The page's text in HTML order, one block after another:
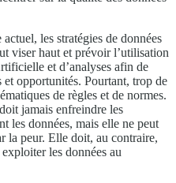
les stratégies de données
viser haut et prévoir l’utilisation
et d’analyses afin de
et opportunités. Pourtant, trop de
de règles et de normes.
jamais enfreindre les
les données, mais elle ne peut
la peur. Elle doit, au contraire,
les données au